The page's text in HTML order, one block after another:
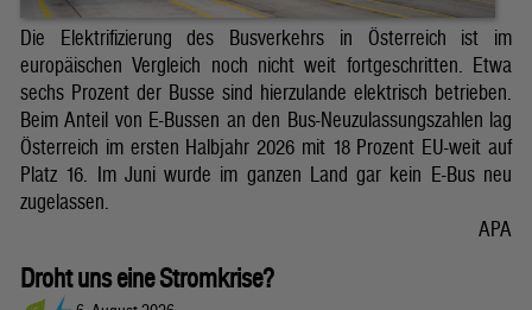
Die Elektrifizierung des Busverkehrs in Österreich ist im
europäischen Vergleich noch nicht weit fortgeschritten. Etwa
sechs Prozent der Busse sind hierzulande elektrisch betrieben.
Beim Anteil von E-Bussen an den Bus-Neuzulassungszahlen lag
Österreich im ersten Halbjahr 2026 mit 18 Prozent EU-weit auf
Platz 16. Im Juni wurde im ganzen Land gar kein E-Bus neu
zugelassen.
APA
Droht uns eine Stromkrise?